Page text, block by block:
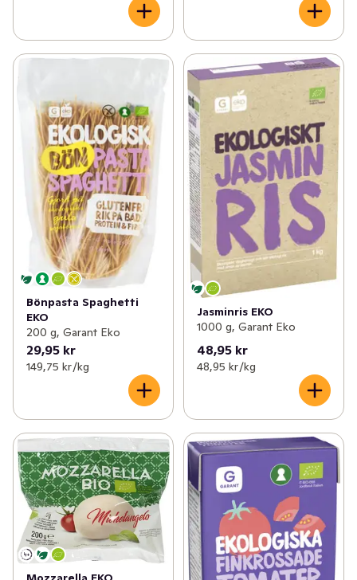
Bönpasta Spaghetti
EKO
200 g, Garant Eko
29,95 kr
149,75 kr /kg
Jasminris EKO
1000 g, Garant Eko
48,95 kr
48,95 kr /kg